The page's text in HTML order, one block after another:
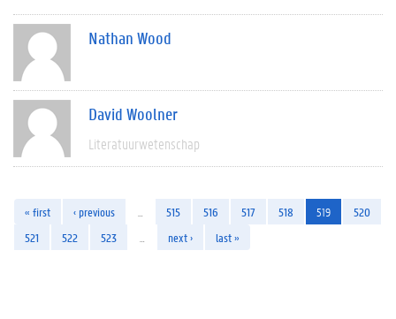
Nathan Wood
David Woolner
Literatuurwetenschap
« first ‹ previous 515 516 517 518 519
520
521
522 523 next › last »